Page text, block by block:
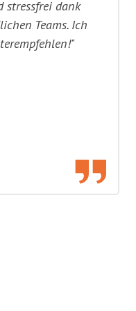
stressfrei dank
Teams. Ich